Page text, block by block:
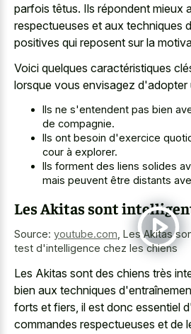
parfois têtus. Ils répondent mieux
respectueuses et aux techniques
positives qui reposent sur la
Voici quelques caractéristiques
lorsque vous envisagez d'adopter
Ils ne s'entendent pas bien
de compagnie.
Ils ont besoin d'exercice
cour à explorer.
Ils forment des liens solides
mais peuvent être distants
Les Akitas sont
Source: youtube.com Les Akitas
test d'intelligence chez les chiens
Les Akitas sont des chiens très
bien aux techniques
forts et fiers, il est donc essentiel
commandes respectueuses et de